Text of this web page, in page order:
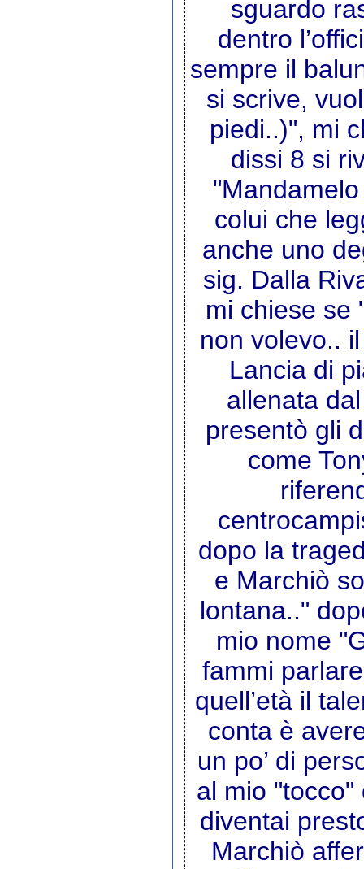
sguardo
dentro
sempre il
si scrive,
piedi..)", mi
dissi 8 si
colui che
anche uno
sig. Dalla
mi chiese se
non volevo..
Lancia di
allenata
presentò gli
come
dopo la
e Marchiò
lontana.."
mio nome
fammi
quell’età il
conta è
un po’ di
al mio
diventai
Marchiò